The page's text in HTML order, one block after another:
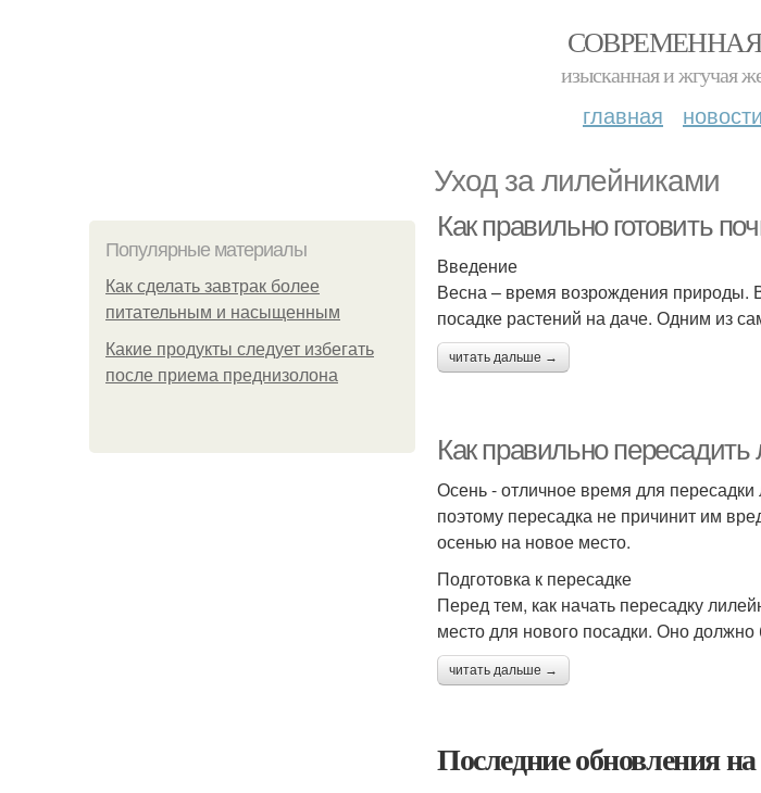
изысканная и жгучая
главная новости
Уход за лилейниками
Популярные материалы
Как сделать завтрак более
питательным и насыщенным
Какие продукты следует избегать
после приема преднизолона
Как правильно готовить
Введение
Весна – время возрождения природы.
посадке растений на даче. Одним из
читать дальше →
Как правильно
Осень - отличное время для
поэтому пересадка не причинит им
осенью на новое место.
Подготовка к пересадке
Перед тем, как начать пересадку
место для нового посадки. Оно
читать дальше →
Последние обновления на